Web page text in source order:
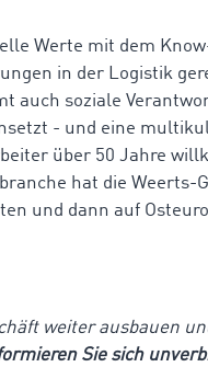
Werte mit dem
in der Logistik
auch soziale
- und eine
über 50 Jahre
hat die Weerts-
und dann auf
weiter ausbauen
Sie sich